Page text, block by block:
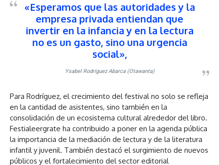
«Esperamos que las autoridades y la
empresa privada entiendan que
invertir en la infancia y en la lectura
no es un gasto, sino una urgencia
social»,
Ysabel Rodríguez Abarca (Otawanta)
Para Rodríguez, el crecimiento del festival no solo se refleja
en la cantidad de asistentes, sino también en la
consolidación de un ecosistema cultural alrededor del libro.
Festialeergrate ha contribuido a poner en la agenda pública
la importancia de la mediación de lectura y de la literatura
infantil y juvenil. También destacó el surgimiento de nuevos
públicos y el fortalecimiento del sector editorial